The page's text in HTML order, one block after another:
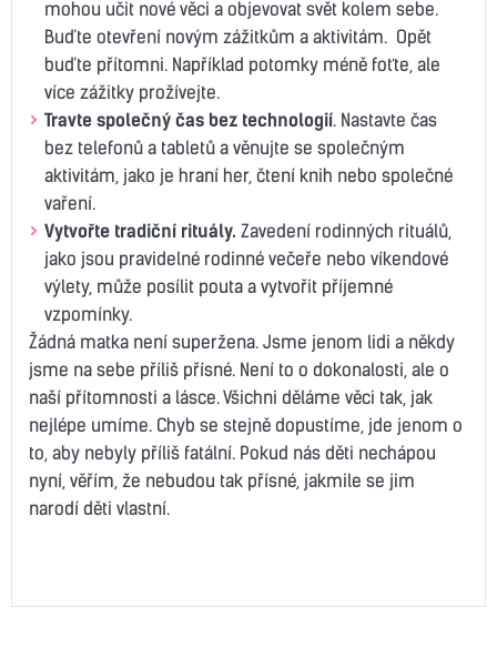
mohou učit nové věci a objevovat svět kolem sebe.
Buďte otevření novým zážitkům a aktivitám. Opět
buďte přítomni. Například potomky méně foťte, ale
více zážitky prožívejte.
Travte společný čas bez technologií. Nastavte čas
bez telefonů a tabletů a věnujte se společným
aktivitám, jako je hraní her, čtení knih nebo společné
vaření.
Vytvořte tradiční rituály. Zavedení rodinných rituálů,
jako jsou pravidelné rodinné večeře nebo víkendové
výlety, může posílit pouta a vytvořit příjemné
vzpomínky.
Žádná matka není superžena. Jsme jenom lidi a někdy
jsme na sebe příliš přísné. Není to o dokonalosti, ale o
naší přítomnosti a lásce. Všichni děláme věci tak, jak
nejlépe umíme. Chyb se stejně dopustíme, jde jenom o
to, aby nebyly příliš fatální. Pokud nás děti nechápou
nyní, věřím, že nebudou tak přísné, jakmile se jim
narodí děti vlastní.